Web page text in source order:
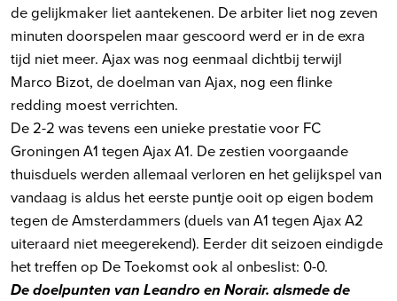
de gelijkmaker liet aantekenen. De arbiter liet nog zeven
minuten doorspelen maar gescoord werd er in de exra
tijd niet meer. Ajax was nog eenmaal dichtbij terwijl
Marco Bizot, de doelman van Ajax, nog een flinke
redding moest verrichten.
De 2-2 was tevens een unieke prestatie voor FC
Groningen A1 tegen Ajax A1. De zestien voorgaande
thuisduels werden allemaal verloren en het gelijkspel van
vandaag is aldus het eerste puntje ooit op eigen bodem
tegen de Amsterdammers (duels van A1 tegen Ajax A2
uiteraard niet meegerekend). Eerder dit seizoen eindigde
het treffen op De Toekomst ook al onbeslist: 0-0.
De doelpunten van Leandro en Norair. alsmede de